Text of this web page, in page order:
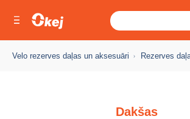
Velo rezerves daļas un aksesuāri Rezerves
Dakšas